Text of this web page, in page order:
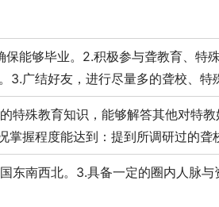
保能够毕业。2.积极参与聋教育、特
3.广结好友，进行尽量多的聋校、
特殊教育知识，能够解答其他对特
掌握程度能达到：提到所调研过的聋
东南西北。3.具备一定的圈内人脉